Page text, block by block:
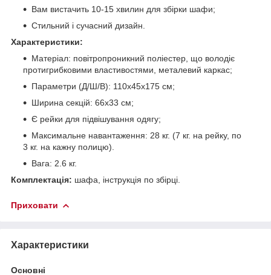
Вам вистачить 10-15 хвилин для збірки шафи;
Стильний і сучасний дизайн.
Характеристики:
Матеріал: повітропроникний поліестер, що володіє
протигрибковими властивостями, металевий каркас;
Параметри (Д/Ш/В): 110х45х175 см;
Ширина секцій: 66х33 см;
Є рейки для підвішування одягу;
Максимальне навантаження: 28 кг. (7 кг. на рейку, по
3 кг. на кажну полицю).
Вага: 2.6 кг.
Комплектація: шафа, інструкція по збірці.
Приховати
Характеристики
Основні